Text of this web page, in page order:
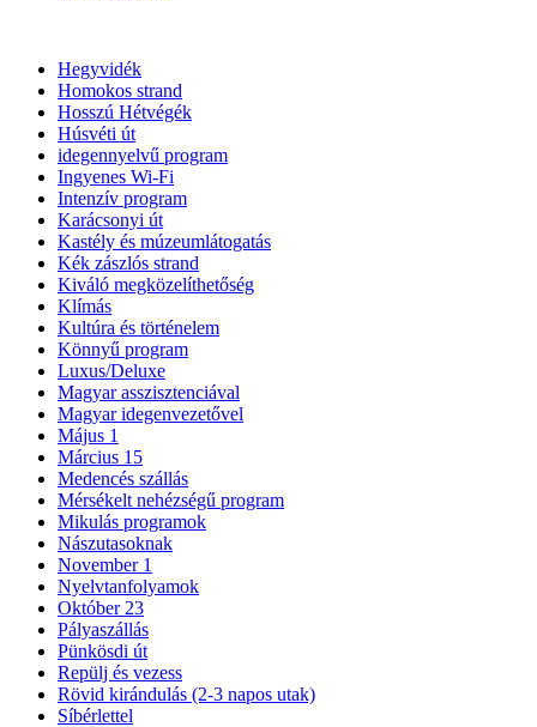
Hegyvidék
Homokos strand
Hosszú Hétvégék
Húsvéti út
idegennyelvű program
Ingyenes Wi-Fi
Intenzív program
Karácsonyi út
Kastély és múzeumlátogatás
Kék zászlós strand
Kiváló megközelíthetőség
Klímás
Kultúra és történelem
Könnyű program
Luxus/Deluxe
Magyar asszisztenciával
Magyar idegenvezetővel
Május 1
Március 15
Medencés szállás
Mérsékelt nehézségű program
Mikulás programok
Nászutasoknak
November 1
Nyelvtanfolyamok
Október 23
Pályaszállás
Pünkösdi út
Repülj és vezess
Rövid kirándulás (2-3 napos utak)
Síbérlettel